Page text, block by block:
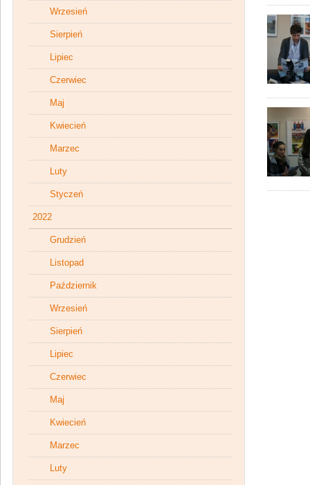
Wrzesień
Sierpień
Lipiec
Czerwiec
Maj
Kwiecień
Marzec
Luty
Styczeń
2022
Grudzień
Listopad
Październik
Wrzesień
Sierpień
Lipiec
Czerwiec
Maj
Kwiecień
Marzec
Luty